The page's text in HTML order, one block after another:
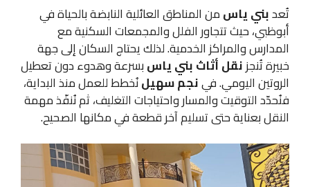
تُعدبني ياسمن المناطق العائلية النابضة بالحياة في
أبوظبي، حيث تتجاور الفلل والمجمعات السكنية مع
المدارس والمراكز الخدمية. لذلك يحتاج السكان إلى جهة
خبيرة تُنجزنقل أثاث بني ياسبسرعة وهدوء دون تعطيل
الروتين اليومي. فينجم سهيلنُخطط للعمل منذ البداية،
فنُحدّد التوقيت والمسار واحتياجات التغليف، ثم نُنفّذ مهمة
النقل بعناية حتى تسليم آخر قطعة في مكانها الصحيح.